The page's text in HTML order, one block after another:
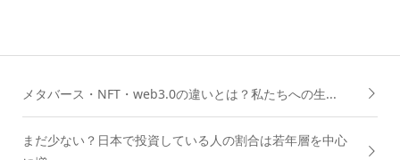
メタバース・NFT・web3.0の違いとは？私たちへの生...
まだ少ない？日本で投資している人の割合は若年層を中心